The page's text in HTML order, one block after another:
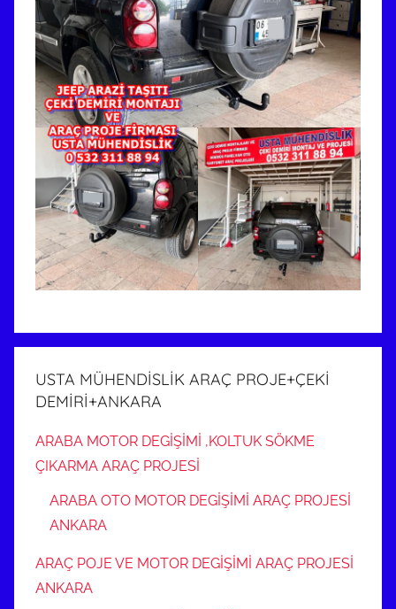
USTA MÜHENDİSLİK ARAÇ PROJE+ÇEKİ
DEMİRİ+ANKARA
ARABA MOTOR DEGİŞİMİ ,KOLTUK SÖKME
ÇIKARMA ARAÇ PROJESİ
ARABA OTO MOTOR DEGİŞİMİ ARAÇ PROJESİ
ANKARA
ARAÇ POJE VE MOTOR DEGİŞİMİ ARAÇ PROJESİ
ANKARA